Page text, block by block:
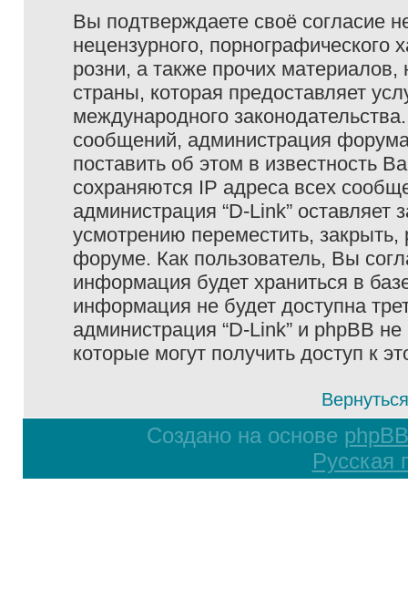
Вы подтверждаете своё согласие
нецензурного, порнографического
розни, а также прочих
страны, которая предоставляет
международного
сообщений, администрация
поставить об этом в известность
сохраняются IP адреса всех
администрация “D-Link”
усмотрению переместить,
форуме. Как пользователь, Вы
информация будет храниться в
информация не будет доступна
администрация “D-Link” и phpBB
которые могут получить доступ к
Создано на основе phpBB
Русская